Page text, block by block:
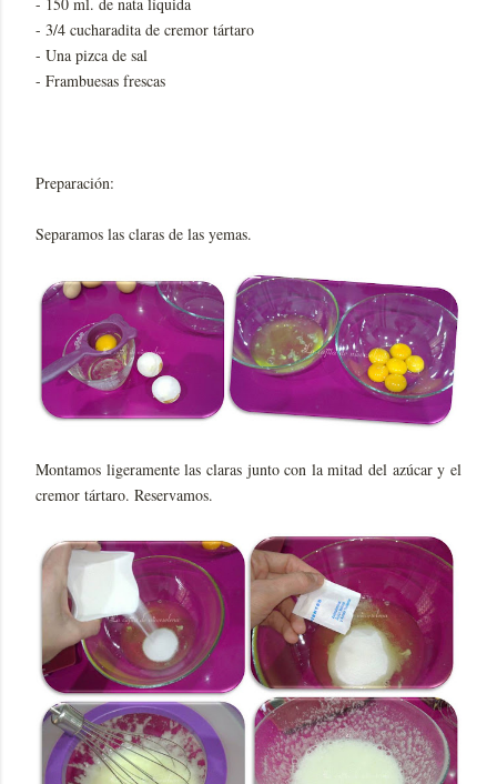
- 3/4 cucharadita de cremor tártaro
- Una pizca de sal
- Frambuesas frescas
Preparación:
Separamos las claras de las yemas.
Montamos ligeramente las claras junto con la mitad del azúcar y el
cremor tártaro. Reservamos.